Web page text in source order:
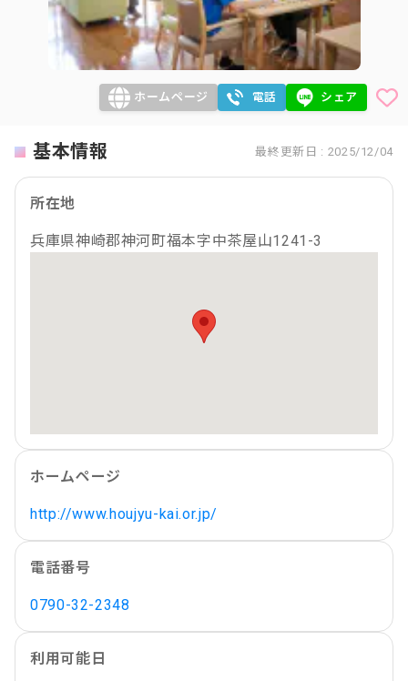
ホームページ 電話 シェア
基本情報 最終更新日 : 2025/12/04
所在地
兵庫県神崎郡神河町福本字中茶屋山1241-3
ホームページ
http://www.houjyu-kai.or.jp/
電話番号
0790-32-2348
利用可能日